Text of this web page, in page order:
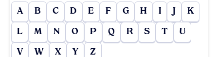
A B C D E F G H I J K
L M N O P Q R S T U
V W X Y Z